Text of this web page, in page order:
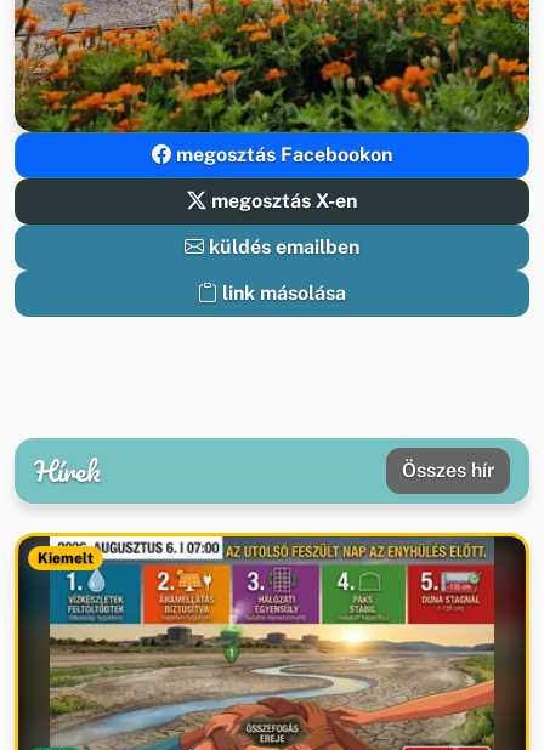
megosztás Facebookon
megosztás X-en
küldés emailben
link másolása
Hírek Összes hír
Kiemelt